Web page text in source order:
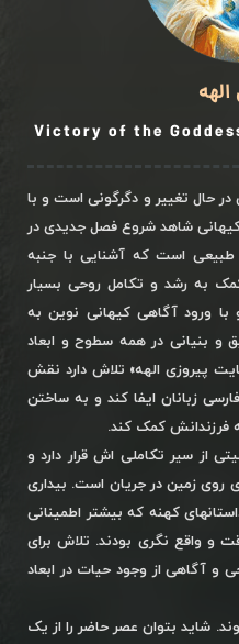
Victory of the
در حال تغییر و دگرگونی است و با
شاهد شروع فصل جدیدی در
طبیعی است که آشنایی با جنبه
به رشد و تکامل روحی بسیار
ورود آگاهی کیهانی نوین به
و بنیانی در همه سطوح و ابعاد
پیروزی الهه» تلاش دارد نقش
زبانان ایفا کند و به ساختن
فرزندانش کمک کند.
از سیر تکاملی اش قرار دارد و
روی زمین در جریان است. بیداری
کهنه که بیشتر اطمینانی
و واقع نگری بودند. تلاش برای
و آگاهی از وجود حیات در ابعاد
شاید بتوان عصر حاضر را از یک